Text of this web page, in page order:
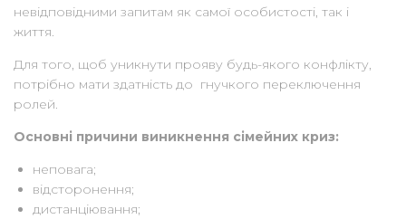
невідповідними запитам як самої особистості, так і
життя.
Для того, щоб уникнути прояву будь-якого конфлікту,
потрібно мати здатність до гнучкого переключення
ролей.
Основні причини виникнення сімейних криз:
неповага;
відсторонення;
дистанціювання;